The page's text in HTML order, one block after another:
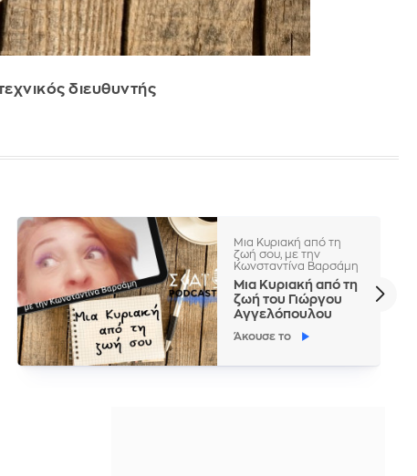
διευθυντής
Μια Κυριακή από τη
ζωή σου, με την
Κωνσταντίνα Βαρσάμη
Μια Κυριακή από τη
ζωή του Γιώργου
Αγγελόπουλου
Άκουσε το